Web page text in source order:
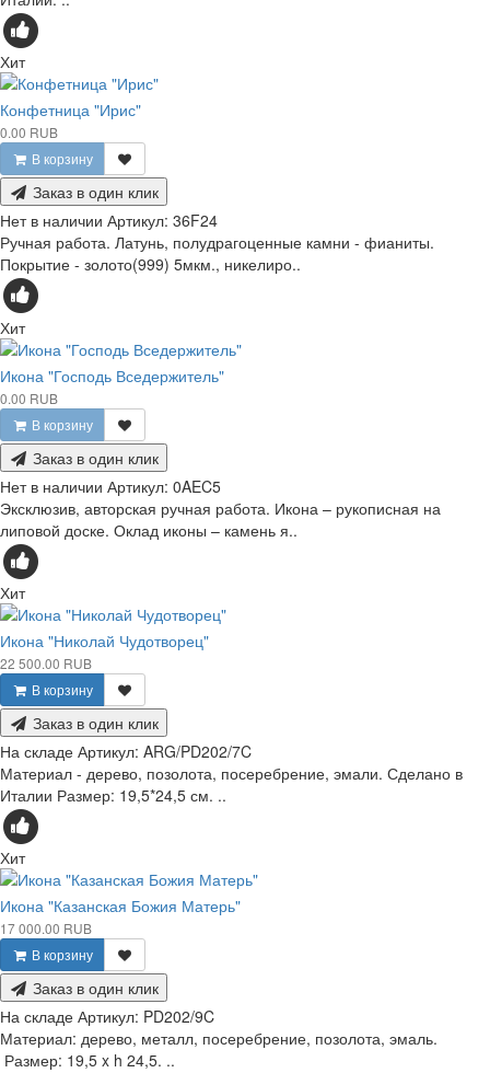
Хит
Конфетница "Ирис"
0.00 RUB
В корзину
Заказ в один клик
Нет в наличии Артикул: 36F24
Ручная работа. Латунь, полудрагоценные камни - фианиты.
Покрытие - золото(999) 5мкм., никелиро..
Хит
Икона "Господь Вседержитель"
0.00 RUB
В корзину
Заказ в один клик
Нет в наличии Артикул: 0AEC5
Эксклюзив, авторская ручная работа. Икона – рукописная на
липовой доске. Оклад иконы – камень я..
Хит
Икона "Николай Чудотворец"
22 500.00 RUB
В корзину
Заказ в один клик
На складе Артикул: ARG/PD202/7C
Материал - дерево, позолота, посеребрение, эмали. Сделано в
Италии Размер: 19,5*24,5 см. ..
Хит
Икона "Казанская Божия Матерь"
17 000.00 RUB
В корзину
Заказ в один клик
На складе Артикул: PD202/9C
Материал: дерево, металл, посеребрение, позолота, эмаль.
Размер: 19,5 x h 24,5. ..